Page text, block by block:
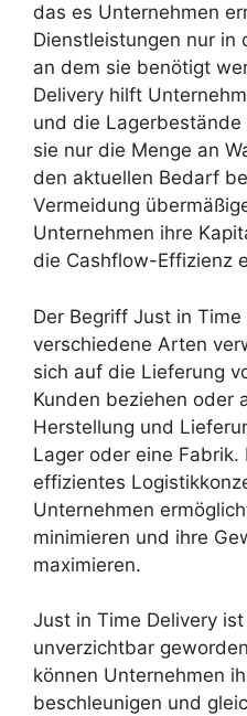
das es Unternehmen
Dienstleistungen nur in
an dem sie benötigt
Delivery hilft
und die
sie nur die Menge an
den aktuellen Bedarf
Vermeidung
Unternehmen ihre
die Cashflow-Effizienz
Der Begriff Just in
verschiedene Arten
sich auf die Lieferung
Kunden beziehen oder
Herstellung und
Lager oder eine Fabrik.
effizientes
Unternehmen
minimieren und ihre
maximieren.
Just in Time Delivery
unverzichtbar
können Unternehmen
beschleunigen und